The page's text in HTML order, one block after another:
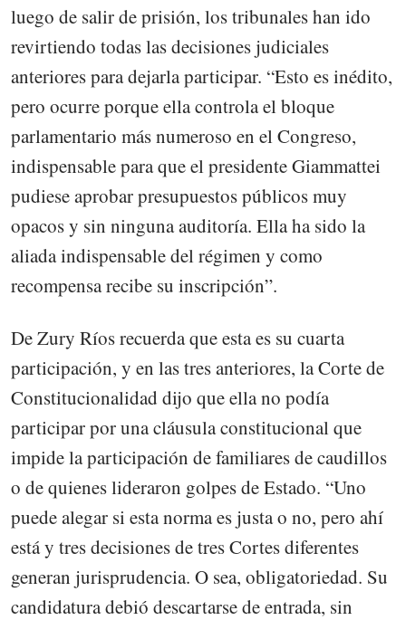
luego de salir de prisión, los tribunales han ido
revirtiendo todas las decisiones judiciales
anteriores para dejarla participar. “Esto es inédito,
pero ocurre porque ella controla el bloque
parlamentario más numeroso en el Congreso,
indispensable para que el presidente Giammattei
pudiese aprobar presupuestos públicos muy
opacos y sin ninguna auditoría. Ella ha sido la
aliada indispensable del régimen y como
recompensa recibe su inscripción”.
De Zury Ríos recuerda que esta es su cuarta
participación, y en las tres anteriores, la Corte de
Constitucionalidad dijo que ella no podía
participar por una cláusula constitucional que
impide la participación de familiares de caudillos
o de quienes lideraron golpes de Estado. “Uno
puede alegar si esta norma es justa o no, pero ahí
está y tres decisiones de tres Cortes diferentes
generan jurisprudencia. O sea, obligatoriedad. Su
candidatura debió descartarse de entrada, sin